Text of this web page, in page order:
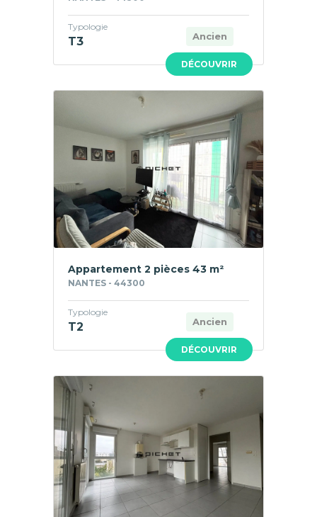
DÉCOUVRIR
Ancien
Typologie
T3
DÉCOUVRIR
Appartement 2 pièces 43 m²
NANTES - 44300
Ancien
Typologie
T2